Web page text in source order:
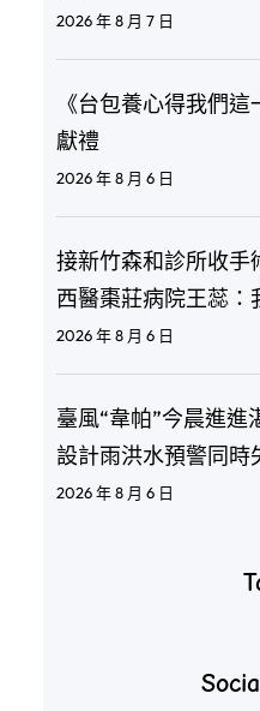
2026 年 8 月 7 日
《台包養心得我們
獻禮
2026 年 8 月 6 日
接新竹森和診所收手
西醫棗莊病院王蕊：
2026 年 8 月 6 日
臺風“韋帕”今晨進進
設計雨洪水預警同時
2026 年 8 月 6 日